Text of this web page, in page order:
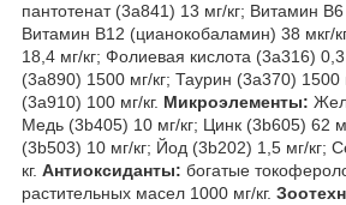
пантотенат (3a841) 13 мг/кг; Витамин
Витамин B12 (цианокобаламин) 38 мкг/
18,4 мг/кг; Фолиевая кислота (3a316)
(3a890) 1500 мг/кг; Таурин (3a370) 1500
(3a910) 100 мг/кг. Микроэлементы:
Медь (3b405) 10 мг/кг; Цинк (3b605) 62
(3b503) 10 мг/кг; Йод (3b202) 1,5 мг/кг;
кг. Антиоксиданты: богатые
растительных масел 1000 мг/кг.